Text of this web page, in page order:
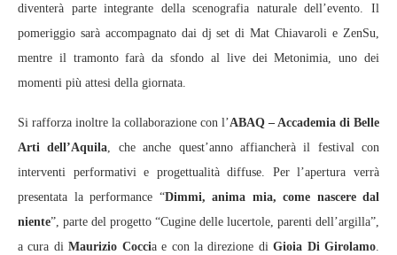
diventerà parte integrante della scenografia naturale dell’evento. Il
pomeriggio sarà accompagnato dai dj set di Mat Chiavaroli e ZenSu,
mentre il tramonto farà da sfondo al live dei Metonimia, uno dei
momenti più attesi della giornata.
Si rafforza inoltre la collaborazione con l’ABAQ – Accademia di Belle
Arti dell’Aquila , che anche quest’anno affiancherà il festival con
interventi performativi e progettualità diffuse. Per l’apertura verrà
presentata la performance “Dimmi, anima mia, come nascere dal
niente”, parte del progetto “Cugine delle lucertole, parenti dell’argilla”,
a cura di Maurizio Coccia e con la direzione diGioia Di Girolamo